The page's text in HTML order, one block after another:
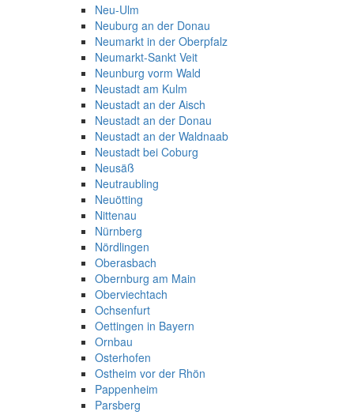
Neu-Ulm
Neuburg an der Donau
Neumarkt in der Oberpfalz
Neumarkt-Sankt Veit
Neunburg vorm Wald
Neustadt am Kulm
Neustadt an der Aisch
Neustadt an der Donau
Neustadt an der Waldnaab
Neustadt bei Coburg
Neusäß
Neutraubling
Neuötting
Nittenau
Nürnberg
Nördlingen
Oberasbach
Obernburg am Main
Oberviechtach
Ochsenfurt
Oettingen in Bayern
Ornbau
Osterhofen
Ostheim vor der Rhön
Pappenheim
Parsberg